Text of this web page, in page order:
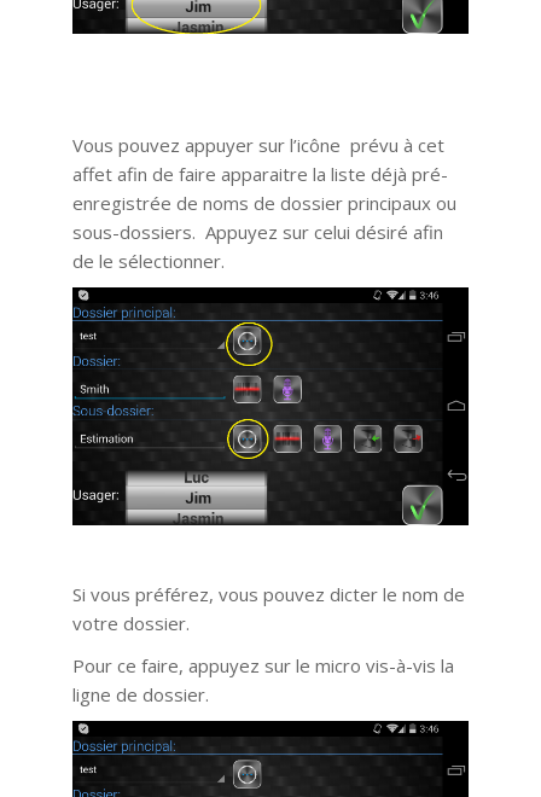
Vous pouvez appuyer sur l’icône prévu à cet
affet afin de faire apparaitre la liste déjà pré-
enregistrée de noms de dossier principaux ou
sous-dossiers. Appuyez sur celui désiré afin
de le sélectionner.
Si vous préférez, vous pouvez dicter le nom de
votre dossier.
Pour ce faire, appuyez sur le micro vis-à-vis la
ligne de dossier.